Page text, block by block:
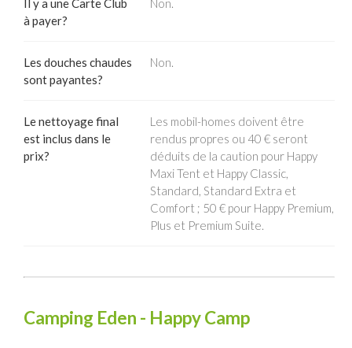
Il y a une Carte Club
à payer?
Non.
Les douches chaudes
sont payantes?
Non.
Le nettoyage final
est inclus dans le
prix?
Les mobil-homes doivent être
rendus propres ou 40 € seront
déduits de la caution pour Happy
Maxi Tent et Happy Classic,
Standard, Standard Extra et
Comfort ; 50 € pour Happy Premium,
Plus et Premium Suite.
Camping Eden - Happy Camp